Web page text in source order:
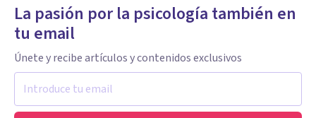
La pasión por la psicología también en
tu email
Únete y recibe artículos y contenidos exclusivos